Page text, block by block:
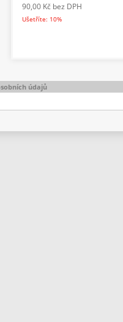
90,00 Kč bez DPH
Ušetříte: 10%
údajů